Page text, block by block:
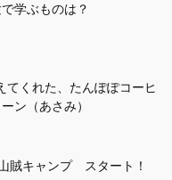
学ぶものは？
てくれた、たんぽぽコーヒ
ン（あさみ）
賊キャンプ スタート！